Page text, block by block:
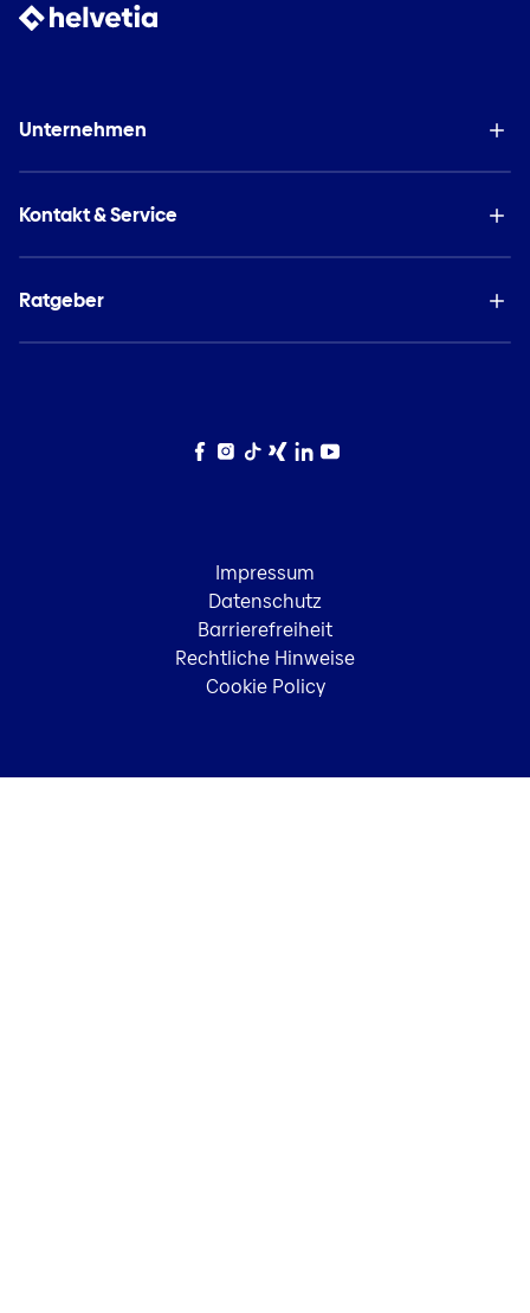
Unternehmen
Kontakt & Service
Ratgeber
Facebook
Instagram
TikTokXingLinkedIn
YouTube
Impressum
Datenschutz
Barrierefreiheit
Rechtliche Hinweise
Cookie Policy